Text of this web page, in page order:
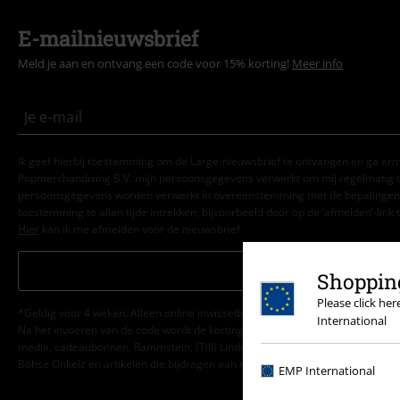
Please click
International
EMP International
E-mailnieuwsbrief
Meld je aan en ontvang een code voor 15% korting! Meer info
Ik geef hierbij toestemming om de Large-nieuwsbrief te ontvangen en ga
Popmerchandising B.V. mijn persoonsgegevens verwerkt om mij
persoonsgegevens worden verwerkt in overeenstemming met de
toestemming te allen tijde intrekken, bijvoorbeeld door op de ‘afmelden’-link
Hier kan ik me afmelden voor de nieuwsbrief.
Aanmelden
*Geldig voor 4 weken. Alleen online inwisselbaar. Kan niet worden gebruikt
Na het invoeren van de code wordt de korting automatisch verrekend in je
media, cadeaubonnen, Rammstein, (Till) Lindemann, Die Ärzte, Die Toten
Böhse Onkelz en artikelen die bijdragen aan een goed doel.